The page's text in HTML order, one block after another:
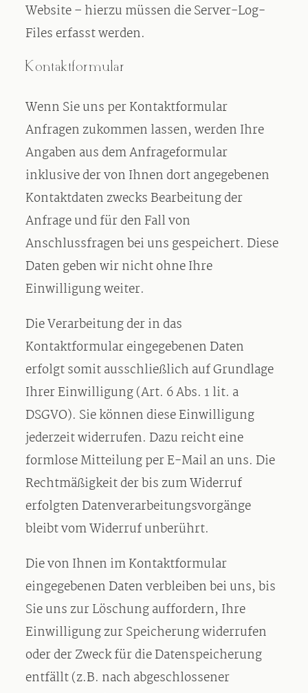
Website – hierzu müssen die Server-Log-
Files erfasst werden.
Kontaktformular
Wenn Sie uns per Kontaktformular
Anfragen zukommen lassen, werden Ihre
Angaben aus dem Anfrageformular
inklusive der von Ihnen dort angegebenen
Kontaktdaten zwecks Bearbeitung der
Anfrage und für den Fall von
Anschlussfragen bei uns gespeichert. Diese
Daten geben wir nicht ohne Ihre
Einwilligung weiter.
Die Verarbeitung der in das
Kontaktformular eingegebenen Daten
erfolgt somit ausschließlich auf Grundlage
Ihrer Einwilligung (Art. 6 Abs. 1 lit. a
DSGVO). Sie können diese Einwilligung
jederzeit widerrufen. Dazu reicht eine
formlose Mitteilung per E-Mail an uns. Die
Rechtmäßigkeit der bis zum Widerruf
erfolgten Datenverarbeitungsvorgänge
bleibt vom Widerruf unberührt.
Die von Ihnen im Kontaktformular
eingegebenen Daten verbleiben bei uns, bis
Sie uns zur Löschung auffordern, Ihre
Einwilligung zur Speicherung widerrufen
oder der Zweck für die Datenspeicherung
entfällt (z.B. nach abgeschlossener